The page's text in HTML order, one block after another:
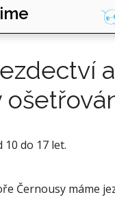
a
do 17 let.
Černousy máme